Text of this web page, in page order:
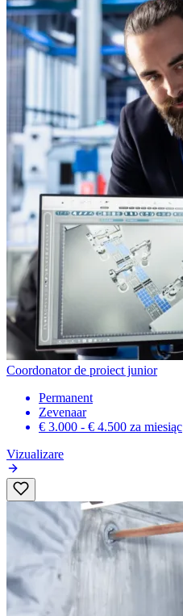
Coordonator de proiect junior
Permanent
Zevenaar
€ 3.000 - € 4.500 za miesiąc
Vizualizare